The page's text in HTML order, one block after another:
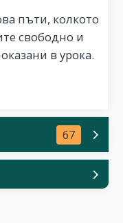
пъти, колкото
свободно и
в урока.
67